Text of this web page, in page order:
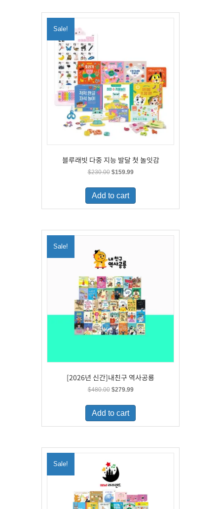
Sale!
블루래빗 다중 지능 발달 첫 놀잇감
$230.00 Original
was:
$230.00.
$159.99Current
is:
Add to cart
Sale!
[2026년 신간]내친구 역사공룡
$480.00 Original
was:
$480.00.
$279.99Current
is:
Add to cart
Sale!